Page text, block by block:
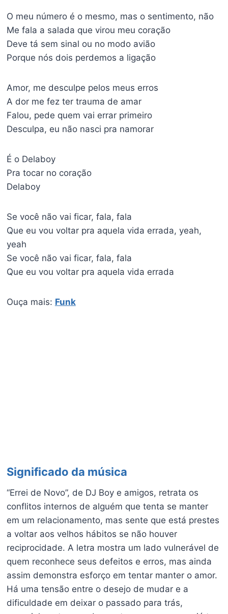
O meu número é o mesmo, mas o sentimento, não
Me fala a salada que virou meu coração
Deve tá sem sinal ou no modo avião
Porque nós dois perdemos a ligação
Amor, me desculpe pelos meus erros
A dor me fez ter trauma de amar
Falou, pede quem vai errar primeiro
Desculpa, eu não nasci pra namorar
É o Delaboy
Pra tocar no coração
Delaboy
Se você não vai ficar, fala, fala
Que eu vou voltar pra aquela vida errada, yeah,
yeah
Se você não vai ficar, fala, fala
Que eu vou voltar pra aquela vida errada
Ouça mais: Funk
Significado da música
“Errei de Novo”, de DJ Boy e amigos, retrata os
conflitos internos de alguém que tenta se manter
em um relacionamento, mas sente que está prestes
a voltar aos velhos hábitos se não houver
reciprocidade. A letra mostra um lado vulnerável de
quem reconhece seus defeitos e erros, mas ainda
assim demonstra esforço em tentar manter o amor.
Há uma tensão entre o desejo de mudar e a
dificuldade em deixar o passado para trás,